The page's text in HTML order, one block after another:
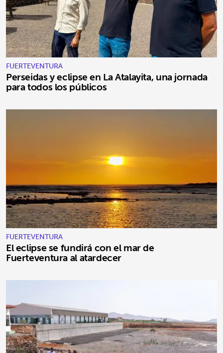
FUERTEVENTURA
Perseidas y eclipse en La Atalayita, una jornada
para todos los públicos
FUERTEVENTURA
El eclipse se fundirá con el mar de
Fuerteventura al atardecer